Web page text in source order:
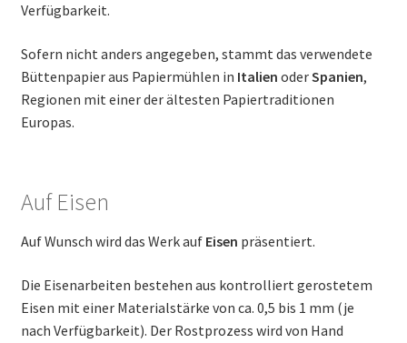
Verfügbarkeit.
Sofern nicht anders angegeben, stammt das verwendete
Büttenpapier aus Papiermühlen in Italien oderSpanien,
Regionen mit einer der ältesten Papiertraditionen
Europas.
Auf Eisen
Auf Wunsch wird das Werk auf Eisen präsentiert.
Die Eisenarbeiten bestehen aus kontrolliert gerostetem
Eisen mit einer Materialstärke von ca. 0,5 bis 1 mm (je
nach Verfügbarkeit). Der Rostprozess wird von Hand